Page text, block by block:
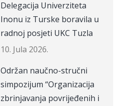
Delegacija Univerziteta
Inonu iz Turske boravila u
radnoj posjeti UKC Tuzla
10. Jula 2026.
Održan naučno-stručni
simpozijum “Organizacija
zbrinjavanja povrijeđenih i